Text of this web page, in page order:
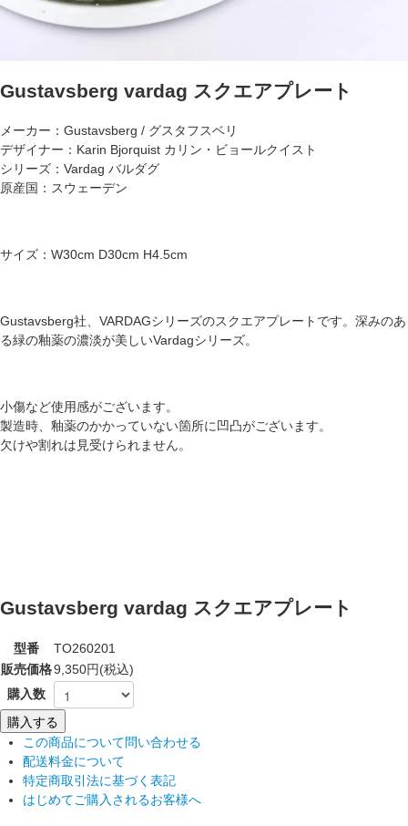
Gustavsberg vardag スクエアプレート
メーカー：Gustavsberg / グスタフスベリ
デザイナー：Karin Bjorquist カリン・ビョールクイスト
シリーズ：Vardag バルダグ
原産国：スウェーデン
サイズ：W30cm D30cm H4.5cm
Gustavsberg社、VARDAGシリーズのスクエアプレートです。深みのあ
る緑の釉薬の濃淡が美しいVardagシリーズ。
小傷など使用感がございます。
製造時、釉薬のかかっていない箇所に凹凸がございます。
欠けや割れは見受けられません。
Gustavsberg vardag スクエアプレート
型番
TO260201
販売価格9,350円(税込)
購入数
この商品について問い合わせる
配送料金について
特定商取引法に基づく表記
はじめてご購入されるお客様へ